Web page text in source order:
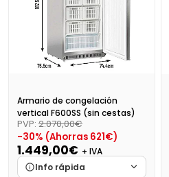
Armario de congelación
vertical F600SS (sin cestas)
PVP: 2.070,00€
-30% (Ahorras 621€)
1.449,00€ + IVA
Info rápida